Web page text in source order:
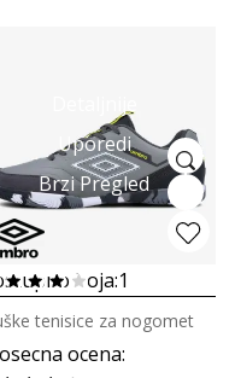
Uporedi
Brzi Pregled
boja:1
ocena:
tenisice za nogomet